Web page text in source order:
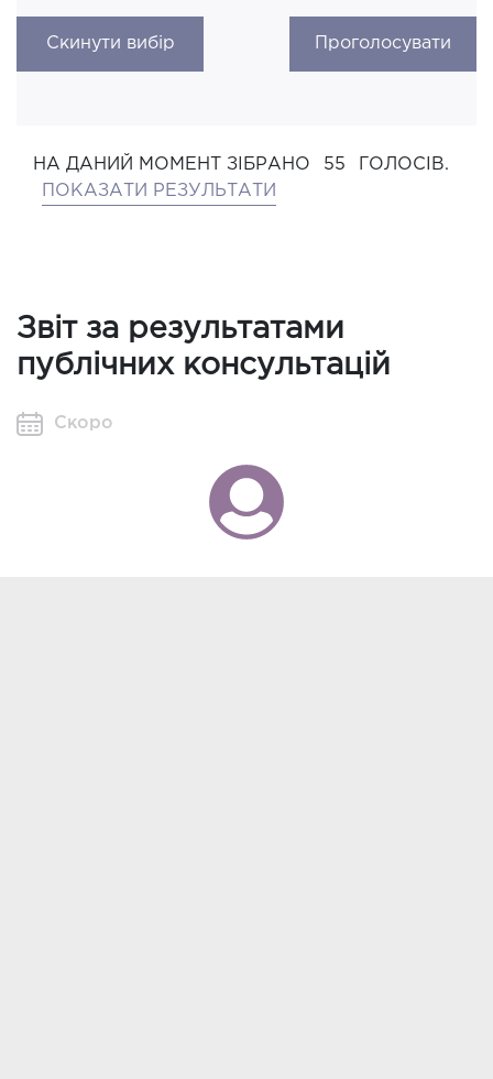
Скинути вибір Проголосувати
НА ДАНИЙ МОМЕНТ ЗІБРАНО 55
ГОЛОСІВ.
ПОКАЗАТИ РЕЗУЛЬТАТИ
Звіт за результатами
публічних консультацій
Скоро